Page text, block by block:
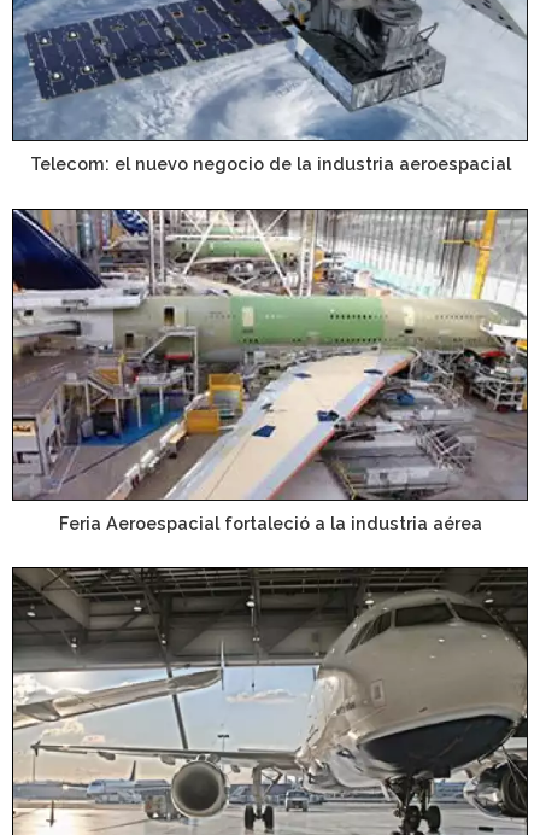
Telecom: el nuevo negocio de la industria aeroespacial
Feria Aeroespacial fortaleció a la industria aérea